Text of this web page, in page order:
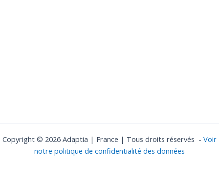
Copyright © 2026 Adaptia | France | Tous droits réservés - Voir
notre politique de confidentialité des données